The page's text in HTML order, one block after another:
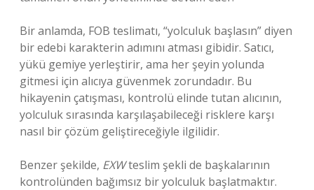
Bir anlamda, FOB teslimatı, “yolculuk başlasın” diyen
bir edebi karakterin adımını atması gibidir. Satıcı,
yükü gemiye yerleştirir, ama her şeyin yolunda
gitmesi için alıcıya güvenmek zorundadır. Bu
hikayenin çatışması, kontrolü elinde tutan alıcının,
yolculuk sırasında karşılaşabileceği risklere karşı
nasıl bir çözüm geliştireceğiyle ilgilidir.
Benzer şekilde, EXWteslim şekli de başkalarının
kontrolünden bağımsız bir yolculuk başlatmaktır.